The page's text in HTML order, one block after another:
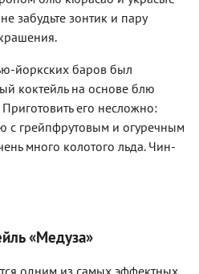
забудьте зонтик и пару
йоркских баров был
коктейль на основе блю
Приготовить его несложно:
с грейпфрутовым и огуречным
много колотого льда. Чин-
«Медуза»
одним из самых эффектных